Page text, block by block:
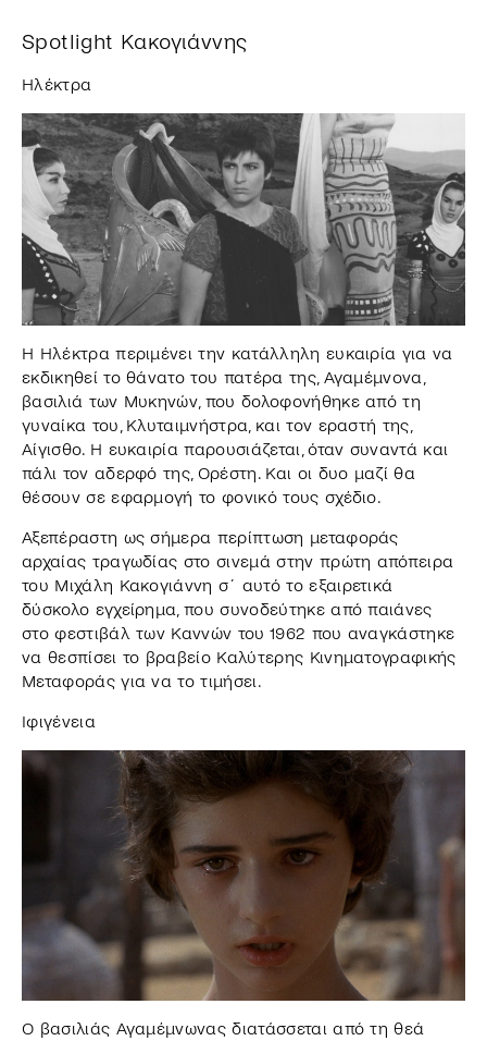
Spotlight Κακογιάννης
Ηλέκτρα
Η Ηλέκτρα περιμένει την κατάλληλη ευκαιρία για να
εκδικηθεί το θάνατο του πατέρα της, Αγαμέμνονα,
βασιλιά των Μυκηνών, που δολοφονήθηκε από τη
γυναίκα του, Κλυταιμνήστρα, και τον εραστή της,
Αίγισθο. Η ευκαιρία παρουσιάζεται, όταν συναντά και
πάλι τον αδερφό της, Ορέστη. Και οι δυο μαζί θα
θέσουν σε εφαρμογή το φονικό τους σχέδιο.
Αξεπέραστη ως σήμερα περίπτωση μεταφοράς
αρχαίας τραγωδίας στο σινεμά στην πρώτη απόπειρα
του Μιχάλη Κακογιάννη σ΄αυτό το εξαιρετικά
δύσκολο εγχείρημα, που συνοδεύτηκε από παιάνες
στο φεστιβάλ των Καννών του 1962 που αναγκάστηκε
να θεσπίσει το βραβείο Καλύτερης Κινηματογραφικής
Μεταφοράς για να το τιμήσει.
Ιφιγένεια
Ο βασιλιάς Αγαμέμνωνας διατάσσεται από τη θεά